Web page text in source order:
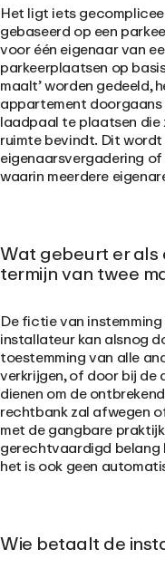
Het ligt iets
gebaseerd op een
voor één eigenaar van
parkeerplaatsen op
maalt’ worden gedeeld,
appartement
laadpaal te plaatsen die
ruimte bevindt. Dit
eigenaarsvergadering
waarin meerdere
Wat gebeurt er als
termijn van twee
De fictie van
installateur kan alsnog
toestemming van alle
verkrijgen, of door bij
dienen om de
rechtbank zal afwegen
met de gangbare
gerechtvaardigd belang
het is ook geen
Wie betaalt de